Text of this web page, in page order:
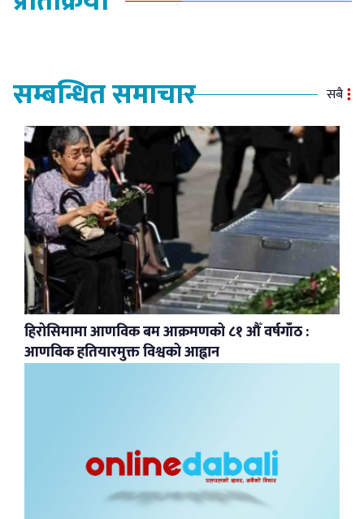
सम्बन्धित समाचार सबै
हिरोसिमामा आणविक बम आक्रमणको ८१ औँ वर्षगाँठ :
आणविक हतियारमुक्त विश्वको आह्वान